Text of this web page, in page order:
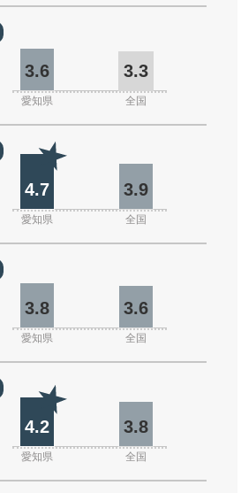
3.6 3.3
愛知県 全国
4.7 3.9
愛知県 全国
3.8 3.6
愛知県 全国
4.2 3.8
愛知県 全国